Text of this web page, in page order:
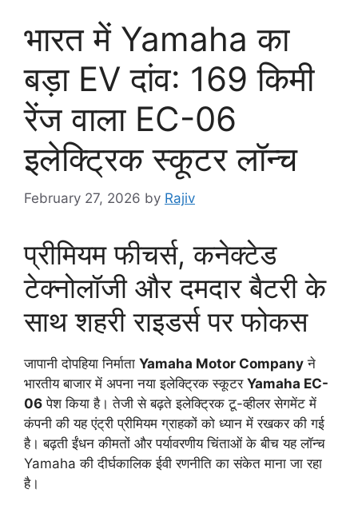
भारत में Yamaha का
बड़ा EV दांव: 169 किमी
रेंज वाला EC-06
इलेक्ट्रिक स्कूटर लॉन्च
February 27, 2026 by Rajiv
प्रीमियम फीचर्स, कनेक्टेड
टेक्नोलॉजी और दमदार बैटरी के
साथ शहरी राइडर्स पर फोकस
जापानी दोपहिया निर्माता Yamaha Motor Company ने
भारतीय बाजार में अपना नया इलेक्ट्रिक स्कूटर Yamaha EC-
06 पेश किया है। तेजी से बढ़ते इलेक्ट्रिक टू-व्हीलर सेगमेंट में
कंपनी की यह एंट्री प्रीमियम ग्राहकों को ध्यान में रखकर की गई
है। बढ़ती ईंधन कीमतों और पर्यावरणीय चिंताओं के बीच यह लॉन्च
Yamaha की दीर्घकालिक ईवी रणनीति का संकेत माना जा रहा
है।